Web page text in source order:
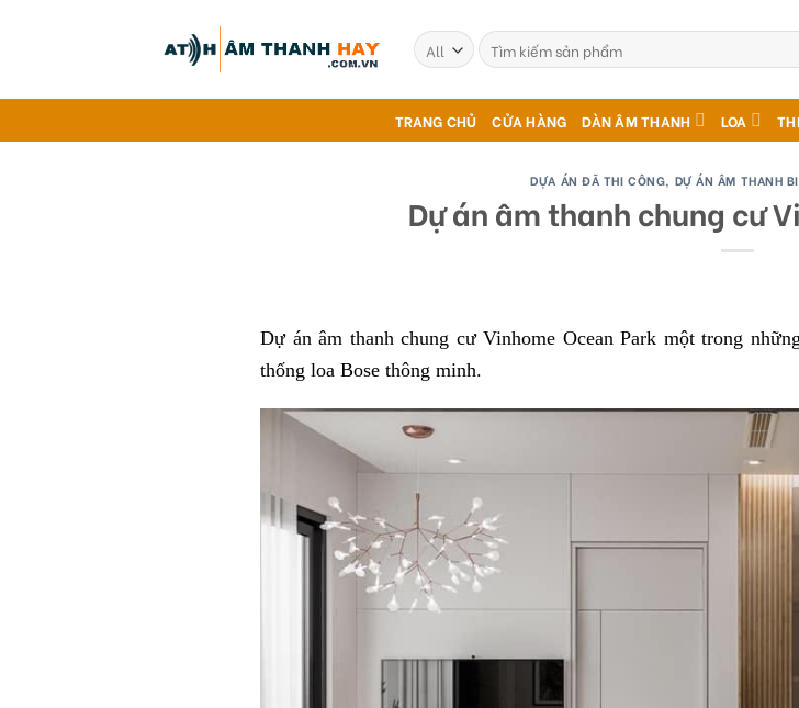
Tìm
kiếm:
TRANG CHỦ CỬA HÀNG DÀN ÂM THANH LOA
DỰA ÁN ĐÃ THI CÔNG, DỰ ÁN ÂM THANH
Dự án âm thanh chung cư
Dự án âm thanh chung cư Vinhome Ocean Park một trong
thống loa Bose thông minh.